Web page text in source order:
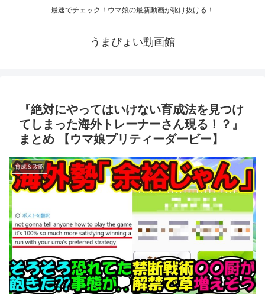
最速でチェック！ウマ娘の最新動画が駆け抜ける！
うまぴょい動画館
『絶対にやってはいけない育成法を見つけ
てしまった海外トレーナーさん現る！？』
まとめ 【ウマ娘プリティーダービー】
育成＆攻略